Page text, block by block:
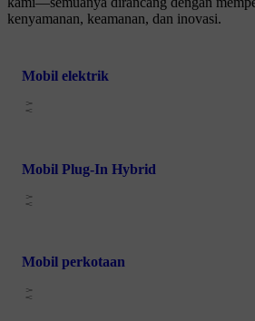
kenyamanan, keamanan, dan inovasi.
Mobil elektrik
Mobil Plug-In Hybrid
Mobil perkotaan